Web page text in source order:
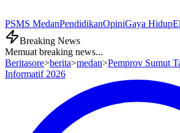
PSMS MedanPendidikanOpiniGaya Hidup
Breaking News
Memuat breaking news...
Beritasore>berita>medan>Pemprov Sumut
Informatif 2026